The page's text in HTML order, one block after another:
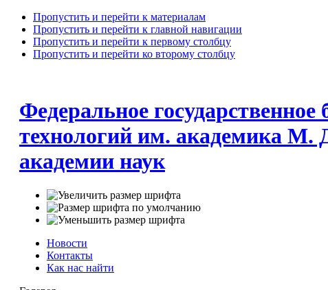
Пропустить и перейти к материалам
Пропустить и перейти к главной навигации
Пропустить и перейти к первому столбцу
Пропустить и перейти ко второму столбцу
Федеральное
технологий им. академика М.
академии наук
Новости
Контакты
Как нас найти